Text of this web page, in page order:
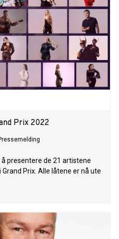
Prix 2022
å presentere de 21 artistene
Prix. Alle låtene er nå ute